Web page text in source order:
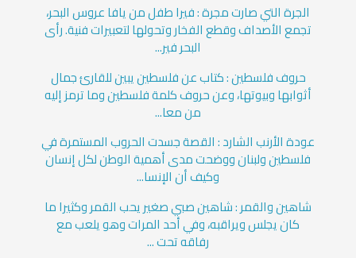
الجرة التي صارت مجرة : فيرا طفل من يافا عروس البحر،
تجمع الأصداف وقطع الفخار وتحولها لتعبيرات فنية. رأى
البحر فير...
حروف فلسطين : كتاب عن فلسطين يبين للقارئ جمال
أثوابها وبيوتها، وعن حروف كلمة فلسطين وما ترمز إليه
من معا...
عودة الأرنب الشارد : القصة جسدت الحروب المستمرة في
فلسطين ولبنان ووضحت مدى أهمية الوطن لكل إنسان
وكيف أن الإنسا...
شاهين والقمر : شاهين صبي صغير يحب القمر وكثيرا ما
كان يجلس ويراقبه، وفي أحد المرات وهو يلعب مع
رفاقه تحت ...